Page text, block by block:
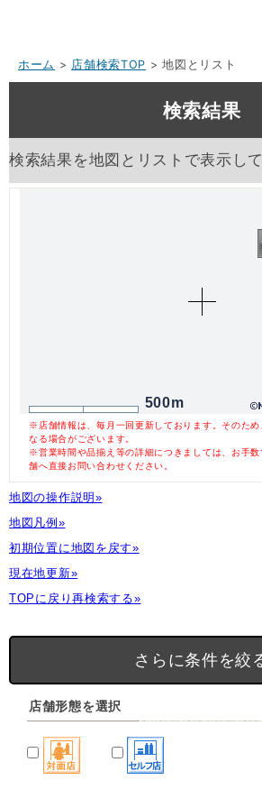
ホーム > 店舗検索TOP > 地図とリスト
検索結果
検索結果を地図とリストで表示し
500m
※店舗情報は、毎月一回更新しております。そのた
なる場合がございます。
※営業時間や品揃え等の詳細につきましては、お手
舗へ直接お問い合わせください。
地図の操作説明»
地図凡例»
初期位置に地図を戻す»
現在地更新»
TOPに戻り再検索する»
さらに条件を絞
店舗形態を選択